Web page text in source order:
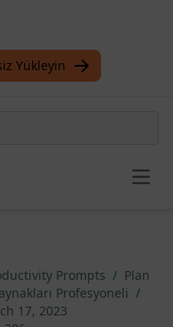
Yükleyin
Prompts / Plan
Profesyoneli /
17, 2023